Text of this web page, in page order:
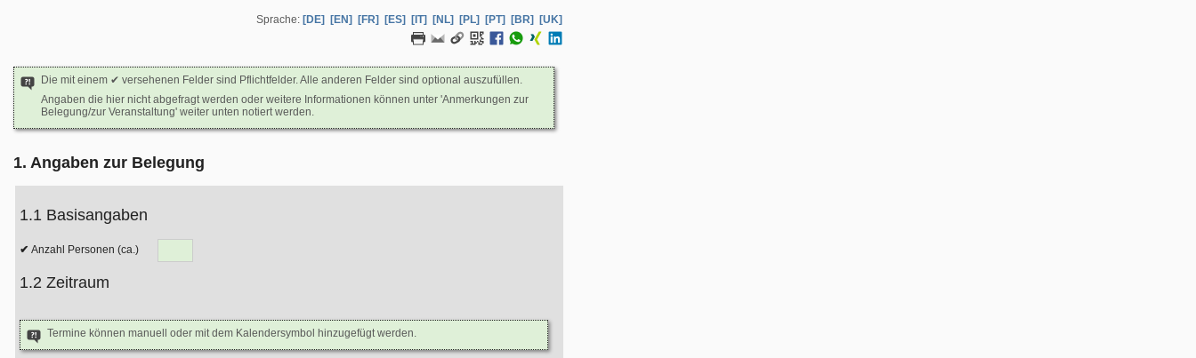
Sprache: [DE] [EN] [FR] [ES] [IT] [NL] [PL] [PT] [BR] [UK]
Die mit einem ✔ versehenen Felder sind Pflichtfelder. Alle anderen Felder sind optional auszufüllen.
Angaben die hier nicht abgefragt werden oder weitere Informationen können unter 'Anmerkungen zur
Belegung/zur Veranstaltung' weiter unten notiert werden.
1. Angaben zur Belegung
1.1 Basisangaben
Anzahl Personen (ca.)
1.2 Zeitraum
Termine können manuell oder mit dem Kalendersymbol hinzugefügt werden.